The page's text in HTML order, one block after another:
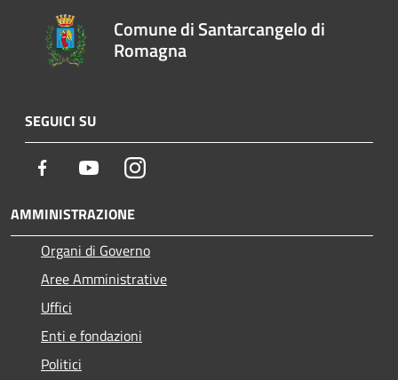
Comune di Santarcangelo di
Romagna
SEGUICI SU
Facebook YoutubeInstagram
AMMINISTRAZIONE
Organi di Governo
Aree Amministrative
Uffici
Enti e fondazioni
Politici